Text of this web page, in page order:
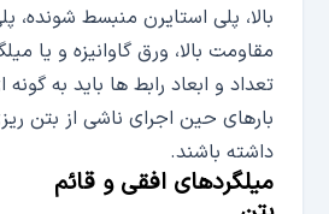
بالا، پلی استایرن منبسط شونده،
مقاومت بالا، ورق گاوانیزه و یا
تعداد و ابعاد رابط ها باید به
بارهای حین اجرای ناشی از بتن
داشته باشند.
میلگردهای افقی و قائم